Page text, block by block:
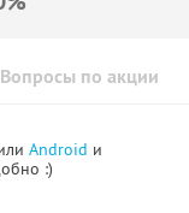
Вопросы по акции
Android и
:)